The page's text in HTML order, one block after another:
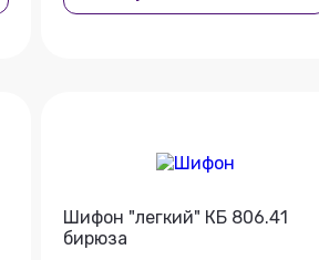
Шифон "легкий" КБ 806.41
бирюза